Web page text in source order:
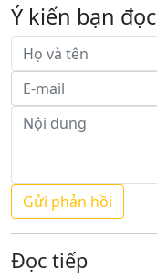
Ý kiến bạn đọc
Đọc tiếp